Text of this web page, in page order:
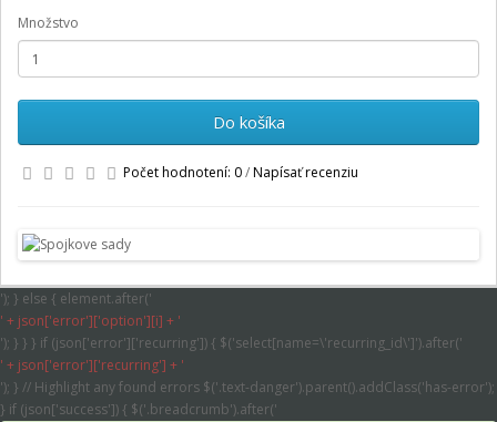
Množstvo
Do košíka
Počet hodnotení: 0/Napísať recenziu
'); } else { element.after('
' + json['error']['option'][i] + '
'); } } } if (json['error']['recurring']) { $('select[name=\'recurring_id\']').after('
' + json['error']['recurring'] + '
'); } // Highlight any found errors $('.text-danger').parent().addClass('has-error');
} if (json['success']) { $('.breadcrumb').after('